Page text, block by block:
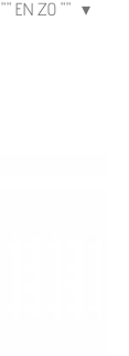
"" EN ZO ""